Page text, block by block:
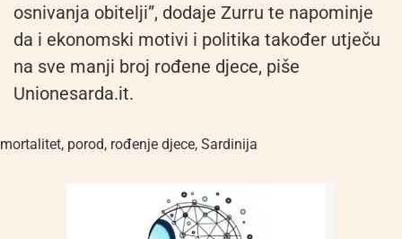
osnivanja obitelji”, dodaje Zurru te napominje
da i ekonomski motivi i politika također utječu
na sve manji broj rođene djece, piše
Unionesarda.it.
mortalitet, porod, rođenje djece, Sardinija